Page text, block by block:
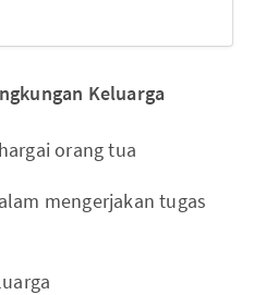
Keluarga
orang tua
mengerjakan tugas